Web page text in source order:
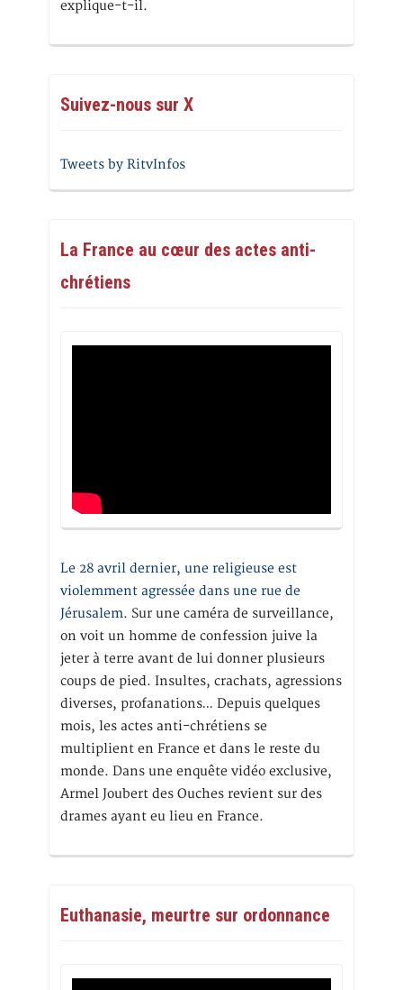
explique-t-il.
Suivez-nous sur X
Tweets by RitvInfos
La France au cœur des actes anti-
chrétiens
Le 28 avril dernier, une religieuse est
violemment agressée dans une rue de
Jérusalem. Sur une caméra de surveillance,
on voit un homme de confession juive la
jeter à terre avant de lui donner plusieurs
coups de pied. Insultes, crachats, agressions
diverses, profanations… Depuis quelques
mois, les actes anti-chrétiens se
multiplient en France et dans le reste du
monde. Dans une enquête vidéo exclusive,
Armel Joubert des Ouches revient sur des
drames ayant eu lieu en France.
Euthanasie, meurtre sur ordonnance